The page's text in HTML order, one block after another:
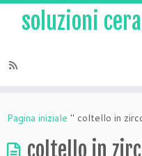
soluzioni
Pagina iniziale " coltello in
coltello in